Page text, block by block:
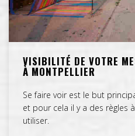
VISIBILITÉ DE VOTRE
À MONTPELLIER
Se faire voir est le but
et pour cela il y a des règles
utiliser.